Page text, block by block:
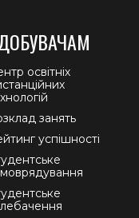
освітніх
занять
успішності